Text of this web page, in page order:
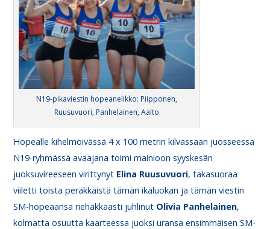
N19-pikaviestin hopeanelikko: Piipponen,
Ruusuvuori, Panhelainen, Aalto
Hopealle kihelmöivässä 4 x 100 metrin kilvassaan juosseessa
N19-ryhmässä avaajana toimi mainioon syyskesän
juoksuvireeseen virittynyt Elina Ruusuvuori, takasuoraa
viiletti toista peräkkäistä tämän ikäluokan ja tämän viestin
SM-hopeaansa riehakkaasti juhlinut Olivia Panhelainen,
kolmatta osuutta kaarteessa juoksi uransa ensimmäisen SM-